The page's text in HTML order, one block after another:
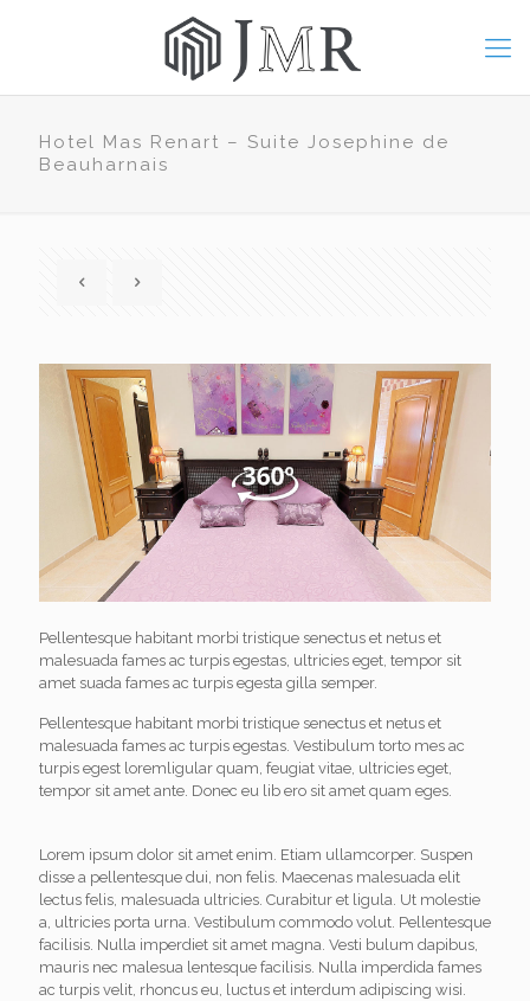
Hotel Mas Renart – Suite Josephine de
Beauharnais
Pellentesque habitant morbi tristique senectus et netus et
malesuada fames ac turpis egestas, ultricies eget, tempor sit
amet suada fames ac turpis egesta gilla semper.
Pellentesque habitant morbi tristique senectus et netus et
malesuada fames ac turpis egestas. Vestibulum torto mes ac
turpis egest loremligular quam, feugiat vitae, ultricies eget,
tempor sit amet ante. Donec eu lib ero sit amet quam eges.
Lorem ipsum dolor sit amet enim. Etiam ullamcorper. Suspen
disse a pellentesque dui, non felis. Maecenas malesuada elit
lectus felis, malesuada ultricies. Curabitur et ligula. Ut molestie
a, ultricies porta urna. Vestibulum commodo volut. Pellentesque
facilisis. Nulla imperdiet sit amet magna. Vesti bulum dapibus,
mauris nec malesua lentesque facilisis. Nulla imperdida fames
ac turpis velit, rhoncus eu, luctus et interdum adipiscing wisi.